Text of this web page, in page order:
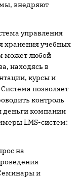
внедряют
управления
хранения учебных
может любой
находясь в
курсы и
позволяет
контроль
деньги компании
LMS-систем:
на
и